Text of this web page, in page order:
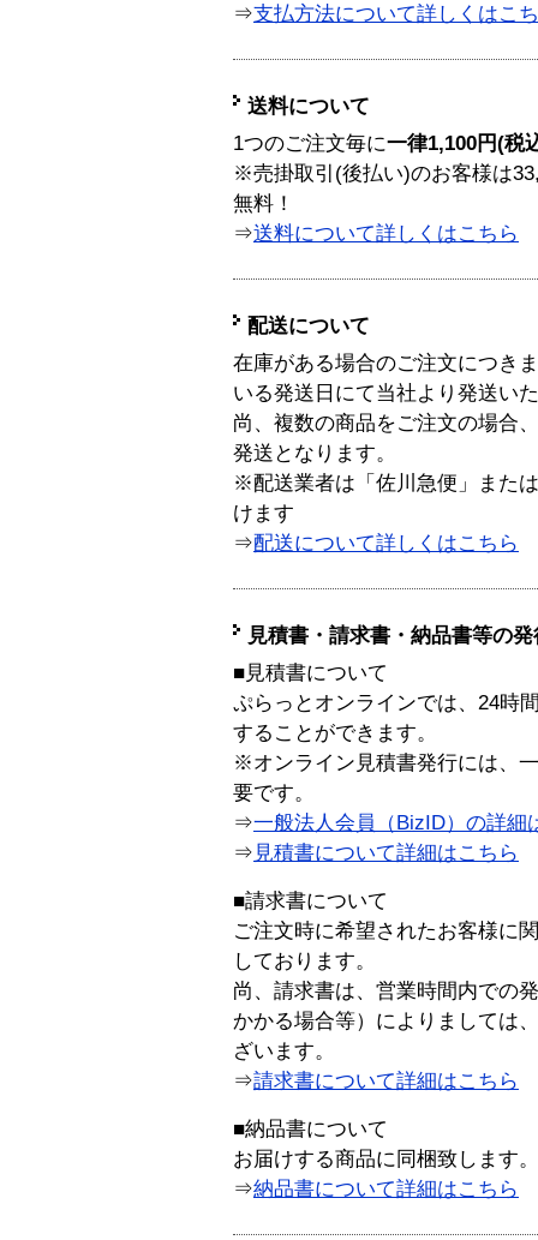
⇒支払方法について詳しくはこ
送料について
1つのご注文毎に一律1,100円(税
※売掛取引(後払い)のお客様は
無料！
⇒送料について詳しくはこちら
配送について
在庫がある場合のご注文につき
いる発送日にて当社より発送い
尚、複数の商品をご注文の場合
発送となります。
※配送業者は「佐川急便」また
けます
⇒配送について詳しくはこちら
見積書・請求書・納品書等の
■見積書について
ぷらっとオンラインでは、24時
することができます。
※オンライン見積書発行には、
要です。
⇒一般法人会員（BizID）の詳細
⇒ 見積書について詳細はこちら
■請求書について
ご注文時に希望されたお客様に
しております。
尚、請求書は、営業時間内での
かかる場合等）によりましては
ざいます。
⇒請求書について詳細はこちら
■納品書について
お届けする商品に同梱致します。
⇒納品書について詳細はこちら